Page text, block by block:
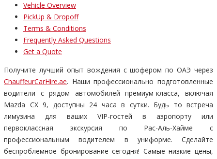
Vehicle Overview
PickUp & Dropoff
Terms & Conditions
Frequently Asked Questions
Get a Quote
Получите лучший опыт вождения с шофером по ОАЭ через
ChauffeurCarHire.ae. Наши профессионально подготовленные
водители с рядом автомобилей премиум-класса, включая
Mazda CX 9, доступны 24 часа в сутки. Будь то встреча
лимузина для ваших VIP-гостей в аэропорту или
первоклассная экскурсия по Рас-Аль-Хайме с
профессиональным водителем в униформе. Сделайте
беспроблемное бронирование сегодня! Самые низкие цены,